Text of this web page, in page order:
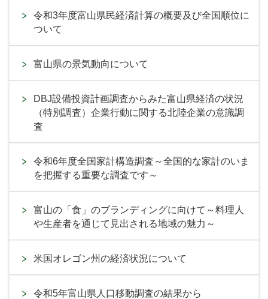
令和3年度富山県民経済計算の概要及び全国順位に
ついて
富山県の景気動向について
DBJ設備投資計画調査からみた富山県経済の状況
（特別調査）企業行動に関する北陸企業の意識調
査
令和6年度全国家計構造調査～全国的な家計のいま
を把握する重要な調査です～
富山の「食」のブランディングに向けて～料理人
や生産者を通じて見出される地域の魅力～
米国オレゴン州の経済状況について
令和5年富山県人口移動調査の結果から